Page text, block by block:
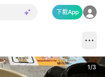
下載App
1/3